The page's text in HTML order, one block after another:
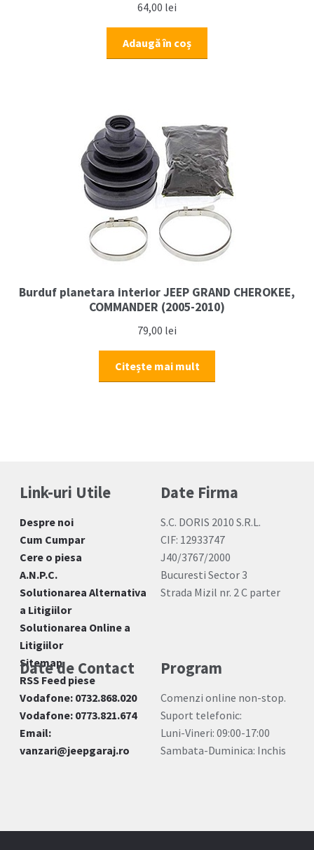
64,00 lei
Adaugă în coș
Burduf planetara interior JEEP GRAND CHEROKEE,
COMMANDER (2005-2010)
79,00 lei
Citește mai mult
Link-uri Utile
Despre noi
Cum Cumpar
Cere o piesa
A.N.P.C.
Solutionarea Alternativa
a Litigiilor
Solutionarea Online a
Litigiilor
Sitemap
RSS Feed piese
Date Firma
S.C. DORIS 2010 S.R.L.
CIF: 12933747
J40/3767/2000
Bucuresti Sector 3
Strada Mizil nr. 2 C parter
Date de Contact
Vodafone: 0732.868.020
Vodafone: 0773.821.674
Email:
vanzari@jeepgaraj.ro
Program
Comenzi online non-stop.
Suport telefonic:
Luni-Vineri: 09:00-17:00
Sambata-Duminica: Inchis